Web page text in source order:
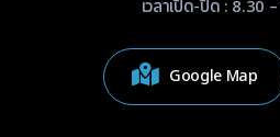
เวลาเปิด-ปิด : 8.30
Google Map